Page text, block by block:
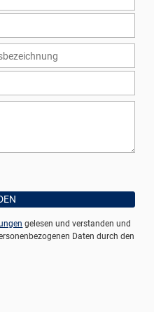
gelesen und verstanden und
Daten durch den